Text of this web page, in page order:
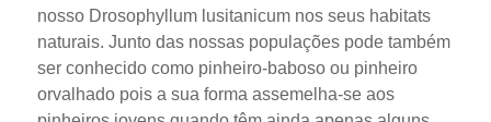
nosso Drosophyllum lusitanicum nos seus habitats
naturais. Junto das nossas populações pode também
ser conhecido como pinheiro-baboso ou pinheiro
orvalhado pois a sua forma assemelha-se aos